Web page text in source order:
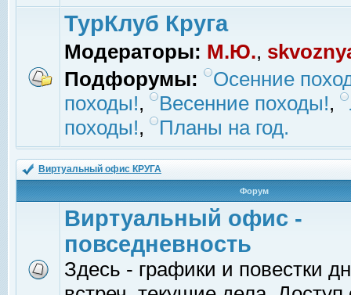
ТурКлуб Круга
Модераторы: М.Ю.,
Подфорумы:
Осенние
походы!, Весенние походы!,
походы!, Планы на год.
Виртуальный офис КРУГА
Форум
Виртуальный офис -
повседневность
Здесь - графики и повестки